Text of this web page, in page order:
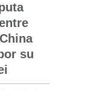
en el Hospital Ramón
su